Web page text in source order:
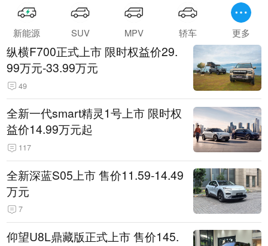
新能源 SUV MPV 轿车 更多
纵横F700正式上市 限时权益价29.
99万元-33.99万元
49
全新一代smart精灵1号上市 限时权
益价14.99万元起
117
全新深蓝S05上市 售价11.59-14.49
万元
7
仰望U8L鼎藏版正式上市 售价145.